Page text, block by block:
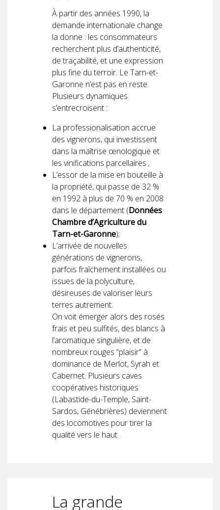
À partir des années 1990, la
demande internationale change
la donne : les consommateurs
recherchent plus d’authenticité,
de traçabilité, et une expression
plus fine du terroir. Le Tarn-et-
Garonne n’est pas en reste.
Plusieurs dynamiques
s’entrecroisent :
La professionalisation accrue
des vignerons, qui investissent
dans la maîtrise œnologique et
les vinifications parcellaires ;
L’essor de la mise en bouteille à
la propriété, qui passe de 32 %
en 1992 à plus de 70 % en 2008
dans le département (Données
Chambre d’Agriculture du
Tarn-et-Garonne);
L’arrivée de nouvelles
générations de vignerons,
parfois fraîchement installées ou
issues de la polyculture,
désireuses de valoriser leurs
terres autrement.
On voit émerger alors des rosés
frais et peu sulfités, des blancs à
l’aromatique singulière, et de
nombreux rouges “plaisir” à
dominance de Merlot, Syrah et
Cabernet. Plusieurs caves
coopératives historiques
(Labastide-du-Temple, Saint-
Sardos, Génébrières) deviennent
des locomotives pour tirer la
qualité vers le haut.
La grande